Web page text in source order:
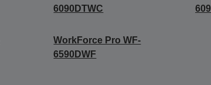
6090DTWC
WorkForce Pro WF-
6590DWF